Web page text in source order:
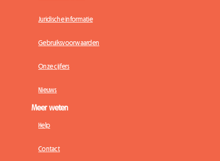
Juridische informatie
Gebruiksvoorwaarden
Onze cijfers
Nieuws
Meer weten
Help
Contact